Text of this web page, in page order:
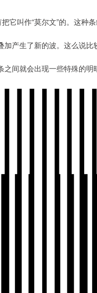
它叫作“莫尔文”的。这种
产生了新的波。这么说比
间就会出现一些特殊的明